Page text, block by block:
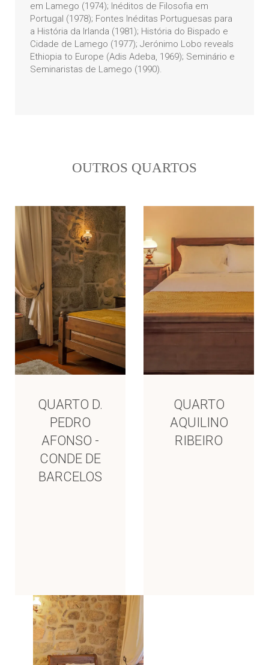
em Lamego (1974); Inéditos de Filosofia em
Portugal (1978); Fontes Inéditas Portuguesas para
a História da Irlanda (1981); História do Bispado e
Cidade de Lamego (1977); Jerónimo Lobo reveals
Ethiopia to Europe (Adis Adeba, 1969); Seminário e
Seminaristas de Lamego (1990).
OUTROS QUARTOS
QUARTO D.
PEDRO
AFONSO -
CONDE DE
BARCELOS
QUARTO
AQUILINO
RIBEIRO